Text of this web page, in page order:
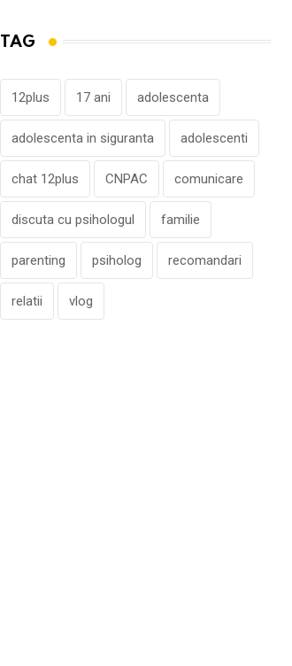
TAG
12plus 17 ani adolescenta
adolescenta in siguranta adolescenti
chat 12plus CNPAC comunicare
discuta cu psihologul familie
parenting psiholog recomandari
relatii vlog